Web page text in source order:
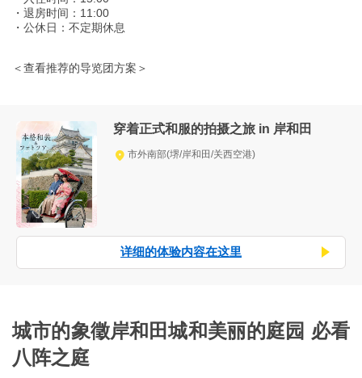
・退房时间：11:00
・公休日：不定期休息
＜查看推荐的导览团方案＞
穿着正式和服的拍摄之旅 in 岸和田
市外南部(堺/岸和田/关西空港)
详细的体验内容在这里
城市的象徵岸和田城和美丽的庭园 必看
八阵之庭